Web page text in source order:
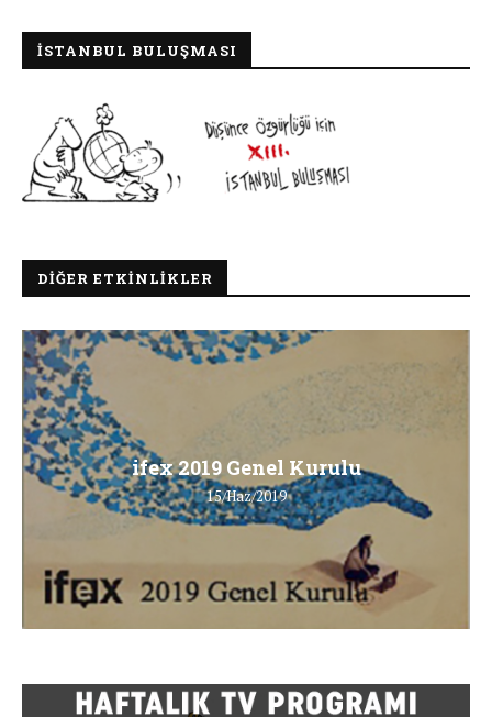
İSTANBUL BULUŞMASI
DIĞER ETKINLIKLER
ifex 2019 Genel Kurulu
15/Haz/2019